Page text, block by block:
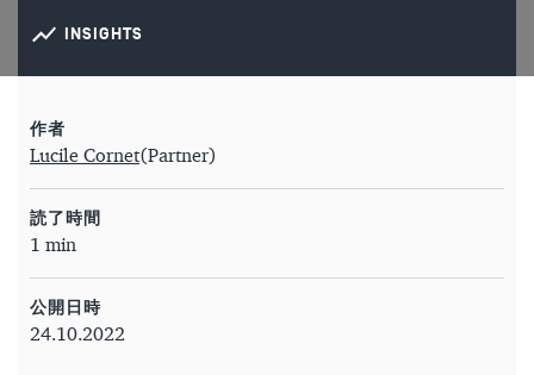
INSIGHTS
作者
Lucile Cornet(Partner)
読了時間
1 min
公開日時
24.10.2022